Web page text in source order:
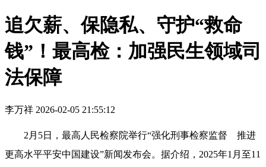
追欠薪、保隐私、守护“救命
钱”！最高检：加强民生领域司
法保障
李万祥 2026-02-05 21:55:12
2月5日，最高人民检察院举行“强化刑事检察监督 推进
更高水平平安中国建设”新闻发布会。据介绍，2025年1月至11